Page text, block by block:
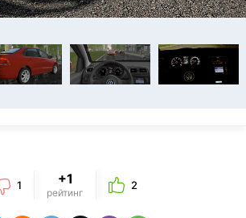
1 +1
рейтинг
2